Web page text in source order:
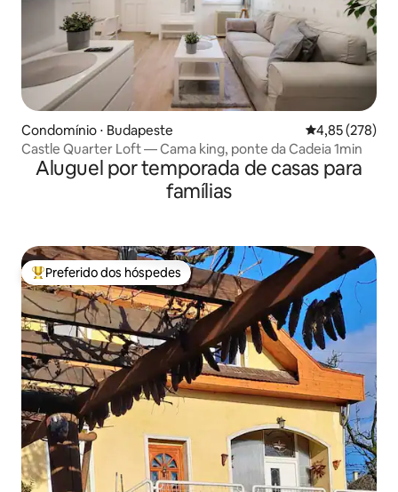
Condomínio ⋅ Budapeste 4,85 de uma
4,85 (278)
Castle Quarter Loft — Cama king, ponte da Cadeia 1min
Aluguel por temporada de casas para
famílias
Entre os melhores preferidos dos hóspedes
Preferido dos hóspedes